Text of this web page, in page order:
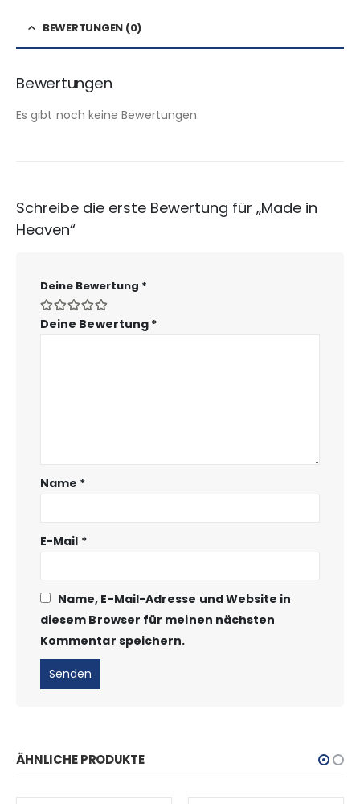
BEWERTUNGEN (0)
Bewertungen
Es gibt noch keine Bewertungen.
Schreibe die erste Bewertung für „Made in
Heaven“
Deine Bewertung *
Deine Bewertung *
Name *
E-Mail *
Name, E-Mail-Adresse und Website in
diesem Browser für meinen nächsten
Kommentar speichern.
ÄHNLICHE PRODUKTE